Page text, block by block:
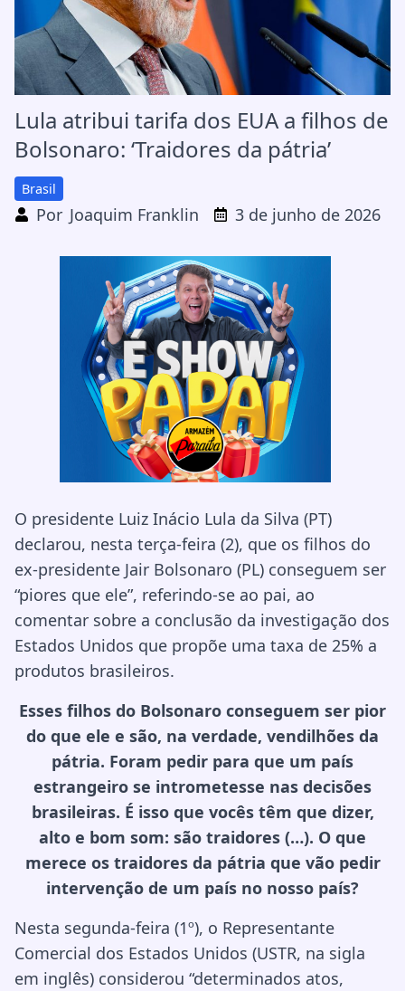
Lula atribui tarifa dos EUA a filhos de
Bolsonaro: ‘Traidores da pátria’
Brasil
Por Joaquim Franklin 3 de junho de 2026
O presidente Luiz Inácio Lula da Silva (PT)
declarou, nesta terça-feira (2), que os filhos do
ex-presidente Jair Bolsonaro (PL) conseguem ser
“piores que ele”, referindo-se ao pai, ao
comentar sobre a conclusão da investigação dos
Estados Unidos que propõe uma taxa de 25% a
produtos brasileiros.
Esses filhos do Bolsonaro conseguem ser pior
do que ele e são, na verdade, vendilhões da
pátria. Foram pedir para que um país
estrangeiro se intrometesse nas decisões
brasileiras. É isso que vocês têm que dizer,
alto e bom som: são traidores (…). O que
merece os traidores da pátria que vão pedir
intervenção de um país no nosso país?
Nesta segunda-feira (1º), o Representante
Comercial dos Estados Unidos (USTR, na sigla
em inglês) considerou “determinados atos,